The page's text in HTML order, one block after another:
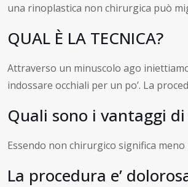
una rinoplastica non chirurgica può
QUAL È LA TECNICA?
Attraverso un minuscolo ago
indossare occhiali per un po’. La
Quali sono i vantaggi
Essendo non chirurgico significa
La procedura e’